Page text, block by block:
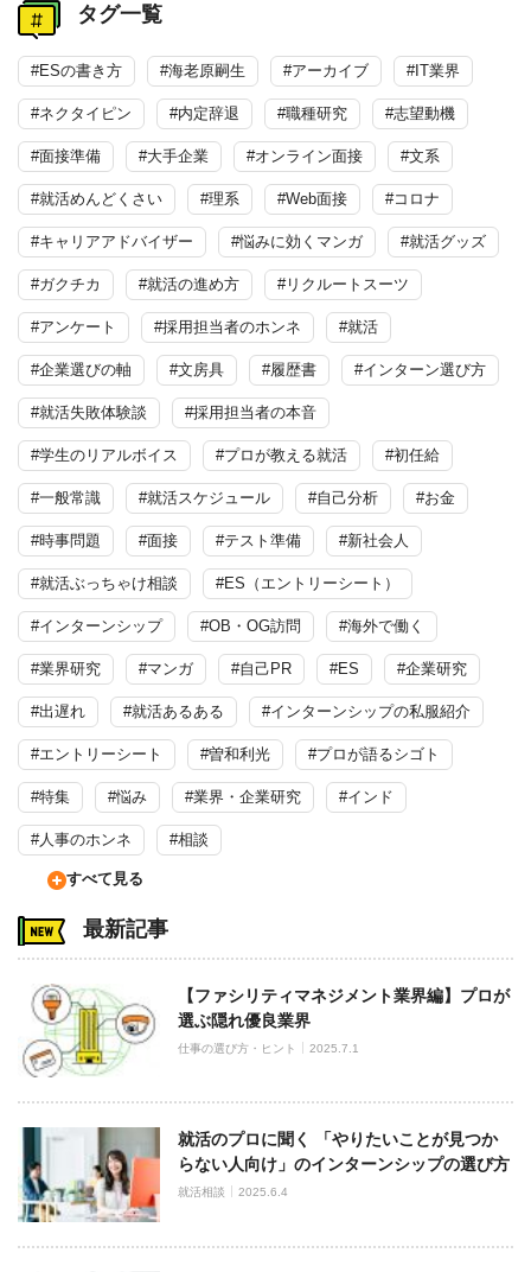
タグ一覧
#ESの書き方 #海老原嗣生 #アーカイブ #IT業界
#ネクタイピン #内定辞退 #職種研究 #志望動機
#面接準備 #大手企業 #オンライン面接 #文系
#就活めんどくさい #理系 #Web面接 #コロナ
#キャリアアドバイザー #悩みに効くマンガ #就活グッズ
#ガクチカ #就活の進め方 #リクルートスーツ
#アンケート #採用担当者のホンネ #就活
#企業選びの軸 #文房具 #履歴書 #インターン選び方
#就活失敗体験談 #採用担当者の本音
#学生のリアルボイス #プロが教える就活 #初任給
#一般常識 #就活スケジュール #自己分析 #お金
#時事問題 #面接 #テスト準備 #新社会人
#就活ぶっちゃけ相談 #ES（エントリーシート）
#インターンシップ #OB・OG訪問 #海外で働く
#業界研究 #マンガ #自己PR #ES #企業研究
#出遅れ #就活あるある #インターンシップの私服紹介
#エントリーシート #曽和利光 #プロが語るシゴト
#特集 #悩み #業界・企業研究 #インド
#人事のホンネ #相談
すべて見る
最新記事
【ファシリティマネジメント業界編】プロが
選ぶ隠れ優良業界
仕事の選び方・ヒント 2025.7.1
就活のプロに聞く 「やりたいことが見つか
らない人向け」のインターンシップの選び方
就活相談 2025.6.4